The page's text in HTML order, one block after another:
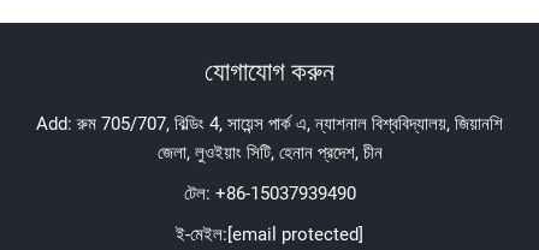
যোগাযোগ করুন
Add: রুম 705/707, বিল্ডিং 4, সায়েন্স পার্ক এ, ন্যাশনাল বিশ্ববিদ্যালয়, জিয়ানশি
জেলা, লুওইয়াং সিটি, হেনান প্রদেশ, চীন
টেল: +86-15037939490
ই-মেইল:[email protected]